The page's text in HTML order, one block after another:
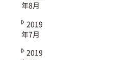
年8月
2019
年7月
2019